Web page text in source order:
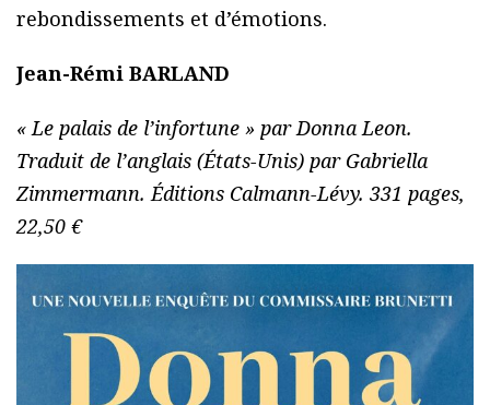
rebondissements et d’émotions.
Jean-Rémi BARLAND
« Le palais de l’infortune » par Donna Leon.
Traduit de l’anglais (États-Unis) par Gabriella
Zimmermann. Éditions Calmann-Lévy. 331 pages,
22,50 €